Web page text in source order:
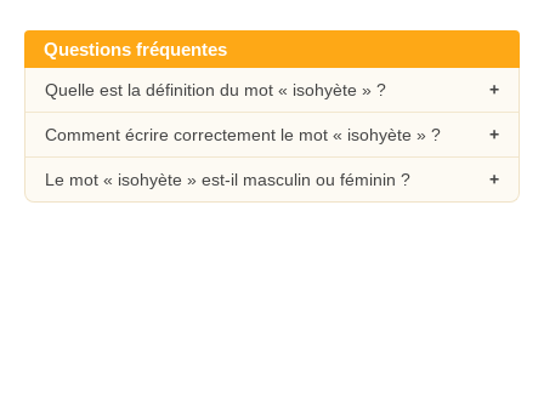
Questions fréquentes
Quelle est la définition du mot « isohyète » ?
Comment écrire correctement le mot « isohyète » ?
Le mot « isohyète » est-il masculin ou féminin ?